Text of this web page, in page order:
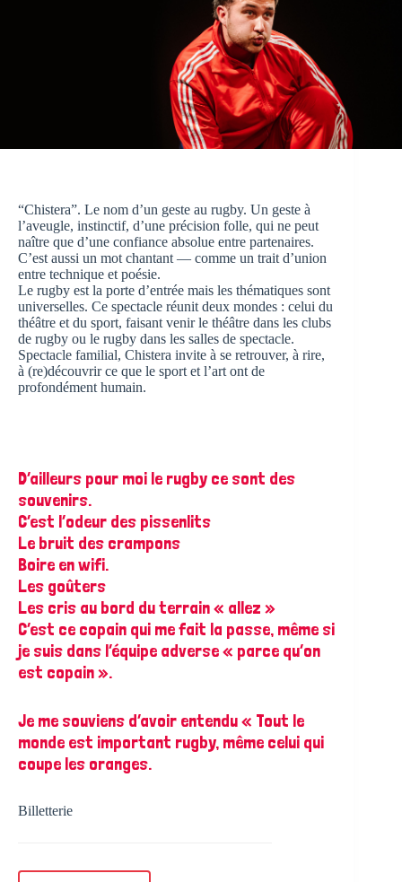
“Chistera”. Le nom d’un geste au rugby. Un geste à
l’aveugle, instinctif, d’une précision folle, qui ne peut
naître que d’une confiance absolue entre partenaires.
C’est aussi un mot chantant — comme un trait d’union
entre technique et poésie.
Le rugby est la porte d’entrée mais les thématiques sont
universelles. Ce spectacle réunit deux mondes : celui du
théâtre et du sport, faisant venir le théâtre dans les clubs
de rugby ou le rugby dans les salles de spectacle.
Spectacle familial, Chistera invite à se retrouver, à rire,
à (re)découvrir ce que le sport et l’art ont de
profondément humain.
D’ailleurs pour moi le rugby ce sont des
souvenirs.
C’est l’odeur des pissenlits
Le bruit des crampons
Boire en wifi.
Les goûters
Les cris au bord du terrain « allez »
C’est ce copain qui me fait la passe, même si
je suis dans l’équipe adverse « parce qu’on
est copain ».
Je me souviens d’avoir entendu « Tout le
monde est important rugby, même celui qui
coupe les oranges.
Billetterie